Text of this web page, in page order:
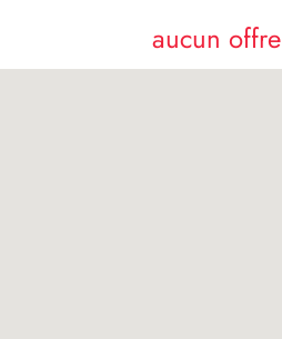
aucun offre